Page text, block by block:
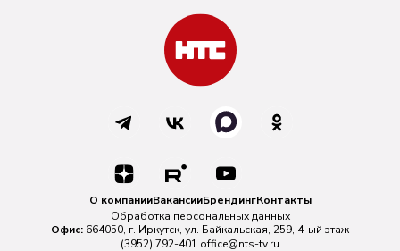
О компанииВакансииБрендингКонтакты
Обработка персональных данных
Офис: 664050, г. Иркутск, ул. Байкальская, 259, 4-ый этаж
(3952) 792-401 office@nts-tv.ru